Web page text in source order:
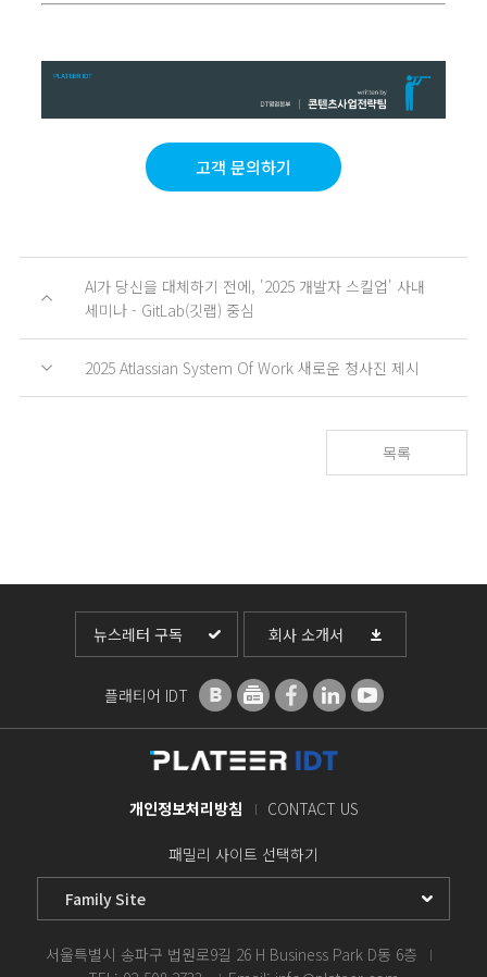
고객 문의하기
AI가 당신을 대체하기 전에, '2025 개발자 스킬업' 사내
세미나 - GitLab(깃랩) 중심
2025 Atlassian System Of Work 새로운 청사진 제시
목록
뉴스레터 구독 회사 소개서
플래티어 IDT
개인정보처리방침 CONTACT US
패밀리 사이트 선택하기
서울특별시 송파구 법원로9길 26 H Business Park D동 6층